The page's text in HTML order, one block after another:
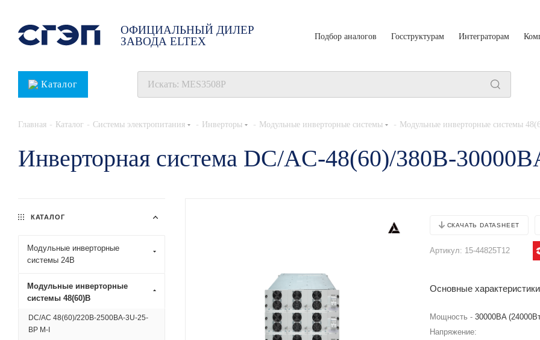
ОФИЦИАЛЬНЫЙ ДИЛЕР
ЗАВОДА ELTEX
Подбор аналогов Госструктурам Интеграторам
Каталог
Главная - Каталог - Системы электропитания - Инверторы - Модульные инверторные системы - Модульные инверторные системы
Инверторная система DC/AC-48(60)/380B-
СКАЧАТЬ DATASHEET
Артикул: 15-44825T12
Основные характеристики
Мощность - 30000BA
Напряжение:
КАТАЛОГ
Модульные инверторные
системы 24В
Модульные инверторные
системы 48(60)В
DC/AC 48(60)/220В-2500ВА-3U-25-
BP M-I